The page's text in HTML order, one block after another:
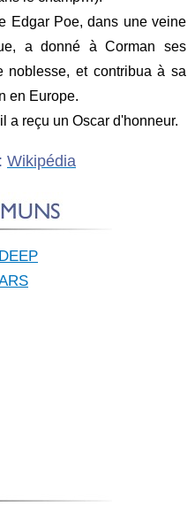
Edgar Poe, dans une veine
a donné à Corman ses
noblesse, et contribua à sa
en Europe.
a reçu un Oscar d'honneur.
Wikipédia